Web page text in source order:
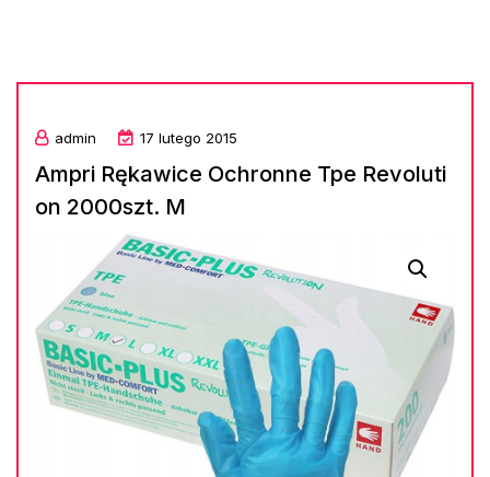
admin 17 lutego 2015
Ampri Rękawice Ochronne Tpe Revoluti
on 2000szt. M